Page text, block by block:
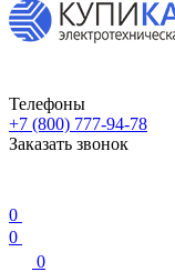
Телефоны
+7 (800) 777-94-78
Заказать звонок
0
0
0